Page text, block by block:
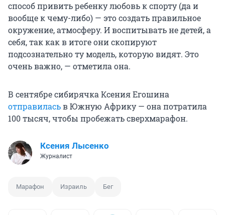
способ привить ребенку любовь к спорту (да и
вообще к чему-либо) — это создать правильное
окружение, атмосферу. И воспитывать не детей, а
себя, так как в итоге они скопируют
подсознательно ту модель, которую видят. Это
очень важно, — отметила она.
В сентябре сибирячка Ксения Егошина
отправиласьв Южную Африку — она потратила
100 тысяч, чтобы пробежать сверхмарафон.
Ксения Лысенко
Журналист
Марафон Израиль Бег